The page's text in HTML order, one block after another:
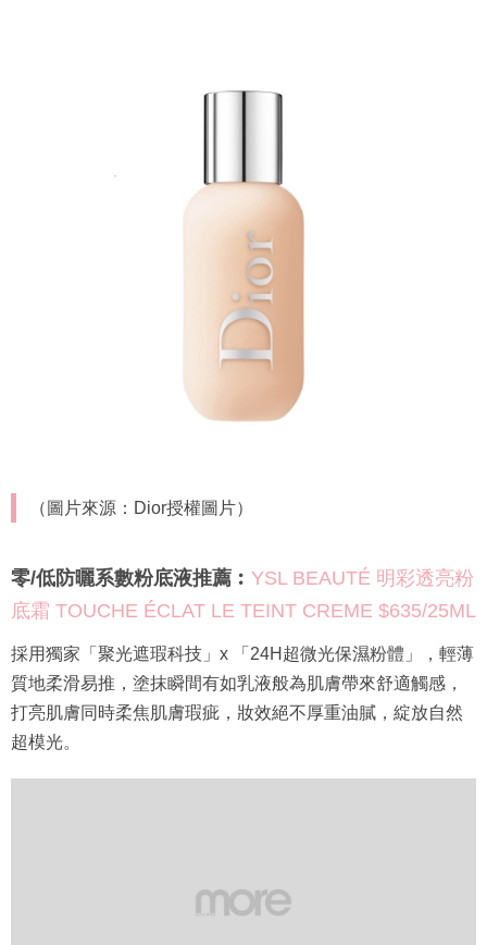
（圖片來源：Dior授權圖片）
零/低防曬系數粉底液推薦︰ YSL BEAUTÉ 明彩透亮粉
底霜 TOUCHE ÉCLAT LE TEINT CREME $635/25ML
採用獨家「聚光遮瑕科技」x 「24H超微光保濕粉體」，輕薄
質地柔滑易推，塗抹瞬間有如乳液般為肌膚帶來舒適觸感，
打亮肌膚同時柔焦肌膚瑕疵，妝效絕不厚重油膩，綻放自然
超模光。